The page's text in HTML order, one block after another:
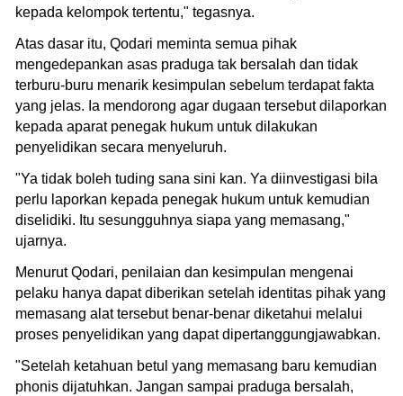
kepada kelompok tertentu," tegasnya.
Atas dasar itu, Qodari meminta semua pihak
mengedepankan asas praduga tak bersalah dan tidak
terburu-buru menarik kesimpulan sebelum terdapat fakta
yang jelas. Ia mendorong agar dugaan tersebut dilaporkan
kepada aparat penegak hukum untuk dilakukan
penyelidikan secara menyeluruh.
"Ya tidak boleh tuding sana sini kan. Ya diinvestigasi bila
perlu laporkan kepada penegak hukum untuk kemudian
diselidiki. Itu sesungguhnya siapa yang memasang,"
ujarnya.
Menurut Qodari, penilaian dan kesimpulan mengenai
pelaku hanya dapat diberikan setelah identitas pihak yang
memasang alat tersebut benar-benar diketahui melalui
proses penyelidikan yang dapat dipertanggungjawabkan.
"Setelah ketahuan betul yang memasang baru kemudian
phonis dijatuhkan. Jangan sampai praduga bersalah,